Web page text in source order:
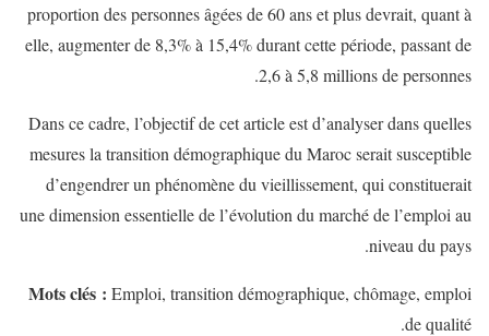
proportion des personnes âgées de 60 ans et plus devrait, quant à
elle, augmenter de 8,3% à 15,4% durant cette période, passant de
2,6 à 5,8 millions de personnes.
Dans ce cadre, l’objectif de cet article est d’analyser dans quelles
mesures la transition démographique du Maroc serait susceptible
d’engendrer un phénomène du vieillissement, qui constituerait
une dimension essentielle de l’évolution du marché de l’emploi au
niveau du pays.
Mots clés : Emploi, transition démographique, chômage, emploi
de qualité.